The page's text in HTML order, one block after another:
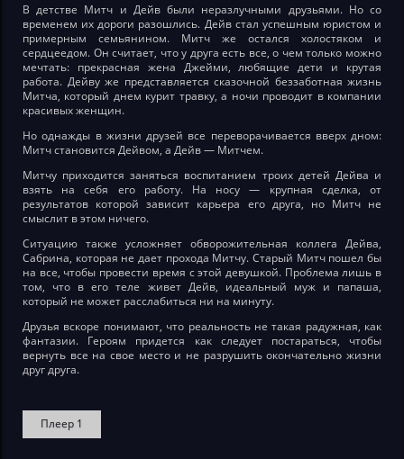
В детстве Митч и Дейв были неразлучными друзьями. Но со
временем их дороги разошлись. Дейв стал успешным юристом и
примерным семьянином. Митч же остался холостяком и
сердцеедом. Он считает, что у друга есть все, о чем только можно
мечтать: прекрасная жена Джейми, любящие дети и крутая
работа. Дейву же представляется сказочной беззаботная жизнь
Митча, который днем курит травку, а ночи проводит в компании
красивых женщин.
Но однажды в жизни друзей все переворачивается вверх дном:
Митч становится Дейвом, а Дейв — Митчем.
Митчу приходится заняться воспитанием троих детей Дейва и
взять на себя его работу. На носу — крупная сделка, от
результатов которой зависит карьера его друга, но Митч не
смыслит в этом ничего.
Ситуацию также усложняет обворожительная коллега Дейва,
Сабрина, которая не дает прохода Митчу. Старый Митч пошел бы
на все, чтобы провести время с этой девушкой. Проблема лишь в
том, что в его теле живет Дейв, идеальный муж и папаша,
который не может расслабиться ни на минуту.
Друзья вскоре понимают, что реальность не такая радужная, как
фантазии. Героям придется как следует постараться, чтобы
вернуть все на свое место и не разрушить окончательно жизни
друг друга.
Плеер 1